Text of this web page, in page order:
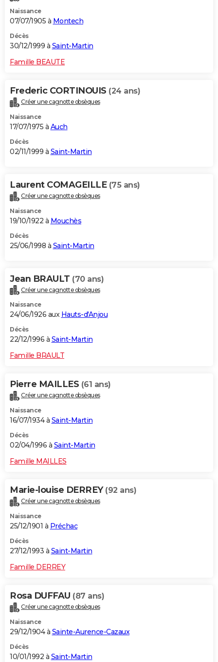
Naissance
07/07/1905 à Montech
Décès
30/12/1999 à Saint-Martin
Famille BEAUTE
Frederic CORTINOUIS (24 ans)
Créer une cagnotte obsèques
Naissance
17/07/1975 à Auch
Décès
02/11/1999 à Saint-Martin
Laurent COMAGEILLE (75 ans)
Créer une cagnotte obsèques
Naissance
19/10/1922 à Mouchès
Décès
25/06/1998 à Saint-Martin
Jean BRAULT (70 ans)
Créer une cagnotte obsèques
Naissance
24/06/1926 aux Hauts-d'Anjou
Décès
22/12/1996 à Saint-Martin
Famille BRAULT
Pierre MAILLES (61 ans)
Créer une cagnotte obsèques
Naissance
16/07/1934 à Saint-Martin
Décès
02/04/1996 à Saint-Martin
Famille MAILLES
Marie-louise DERREY (92 ans)
Créer une cagnotte obsèques
Naissance
25/12/1901 à Préchac
Décès
27/12/1993 à Saint-Martin
Famille DERREY
Rosa DUFFAU (87 ans)
Créer une cagnotte obsèques
Naissance
29/12/1904 à Sainte-Aurence-Cazaux
Décès
10/01/1992 à Saint-Martin